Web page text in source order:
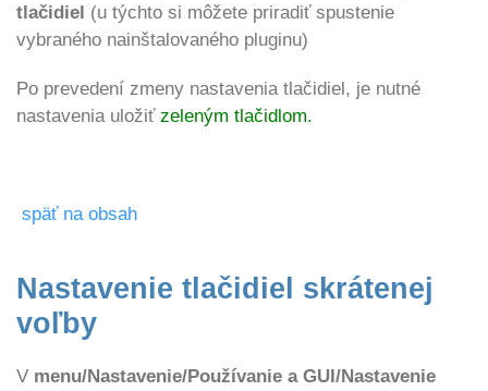
tlačidiel (u týchto si môžete priradiť spustenie
vybraného nainštalovaného pluginu)
Po prevedení zmeny nastavenia tlačidiel, je nutné
nastavenia uložiť zeleným tlačidlom.
späť na obsah
Nastavenie tlačidiel skrátenej
voľby
V menu/Nastavenie/Používanie a GUI/Nastavenie